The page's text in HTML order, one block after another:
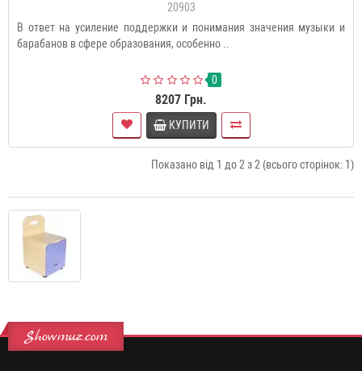
20903
В ответ на усиление поддержки и понимания значения музыки и
барабанов в сфере образования, особенно ..
0
8207 Грн.
КУПИТИ
Показано від 1 до 2 з 2 (всього сторінок: 1)
Showmuz.com